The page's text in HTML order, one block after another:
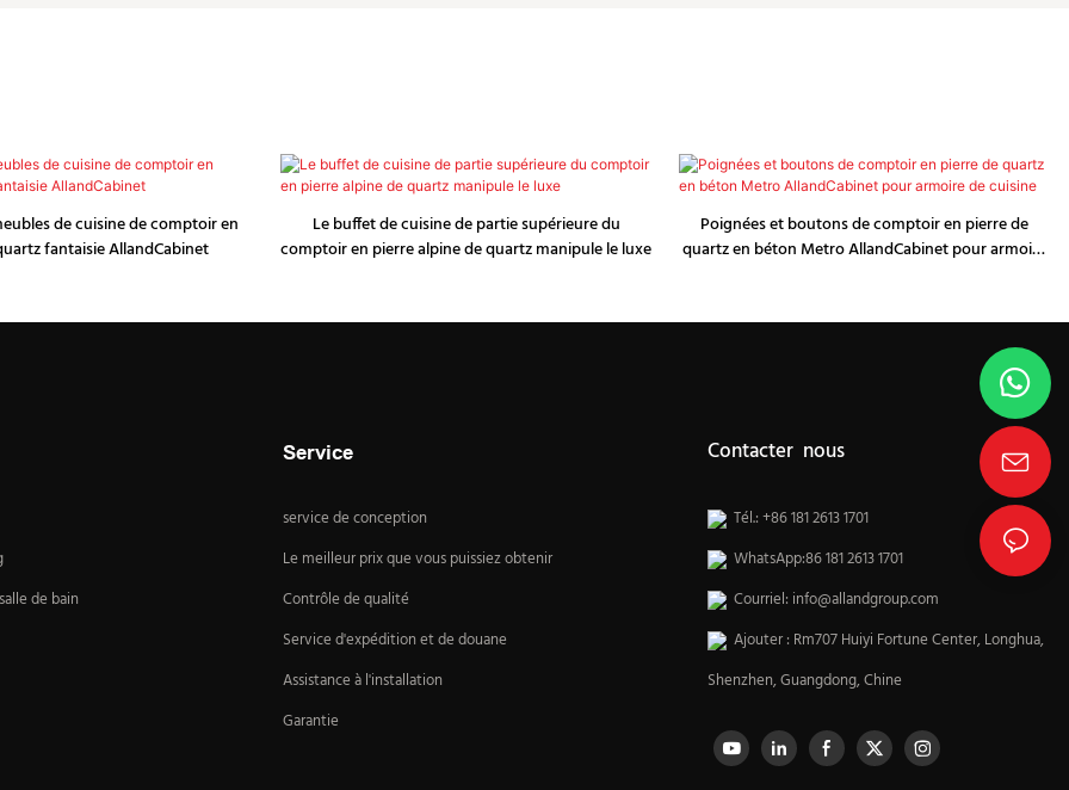
de cuisine de comptoir en
fantaisie AllandCabinet
Le buffet de cuisine de partie supérieure du
comptoir en pierre alpine de quartz manipule le luxe
Poignées et boutons de comptoir en pierre de
quartz en béton Metro AllandCabinet pour armoire
de bain
Service
service de conception
Le meilleur prix que vous puissiez obtenir
Contrôle de qualité
Service d'expédition et de douane
Assistance à l'installation
Garantie
Contacter nous
Tél.: +86 181 2613 1701
WhatsApp:86 181 2613 1701
Courriel: info@allandgroup.com
Ajouter : Rm707 Huiyi Fortune Center, Longhua,
Shenzhen, Guangdong, Chine